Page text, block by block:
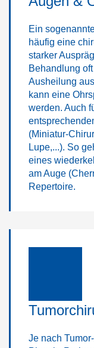
Ein
häufig eine
starker
Behandlung
Ausheilung
kann eine
werden. Auch
(Miniatur-
Lupe,...). So
eines
am Auge
Repertoire.
Je nach